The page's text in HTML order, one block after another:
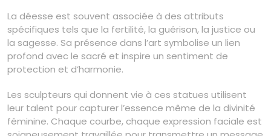
La déesse est souvent associée à des attributs
spécifiques tels que la fertilité, la guérison, la justice ou
la sagesse. Sa présence dans l’art symbolise un lien
profond avec le sacré et inspire un sentiment de
protection et d’harmonie.
Les sculpteurs qui donnent vie à ces statues utilisent
leur talent pour capturer l’essence même de la divinité
féminine. Chaque courbe, chaque expression faciale est